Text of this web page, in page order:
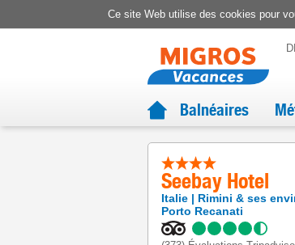
Ce site Web utilise des cookies pour
Balnéaires
Seebay Hotel
Italie
Rimini & ses
Porto Recanati